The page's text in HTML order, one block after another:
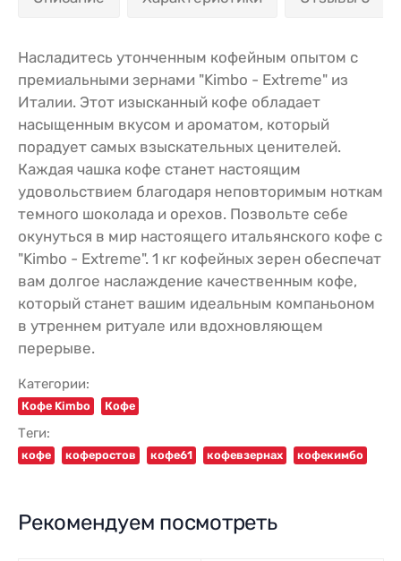
Насладитесь утонченным кофейным опытом с
премиальными зернами "Kimbo - Extreme" из
Италии. Этот изысканный кофе обладает
насыщенным вкусом и ароматом, который
порадует самых взыскательных ценителей.
Каждая чашка кофе станет настоящим
удовольствием благодаря неповторимым ноткам
темного шоколада и орехов. Позвольте себе
окунуться в мир настоящего итальянского кофе с
"Kimbo - Extreme". 1 кг кофейных зерен обеспечат
вам долгое наслаждение качественным кофе,
который станет вашим идеальным компаньоном
в утреннем ритуале или вдохновляющем
перерыве.
Категории:
Кофе Kimbo Кофе
Теги:
кофе коферостов кофе61 кофевзернах кофекимбо
Рекомендуем посмотреть